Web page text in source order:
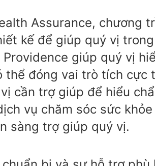
Assurance, chương
kế để giúp quý vị
Providence giúp quý vị
thể đóng vai trò tích cực
cần trợ giúp để hiểu
vụ chăm sóc sức
sàng trợ giúp quý vị.